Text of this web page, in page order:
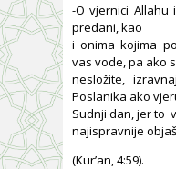
-O vjernici Allahu
predani, kao
i onima kojima
vas vode, pa ako
nesložite,
Poslanika ako
Sudnji dan, jer to
najispravnije
(Kur’an, 4:59).